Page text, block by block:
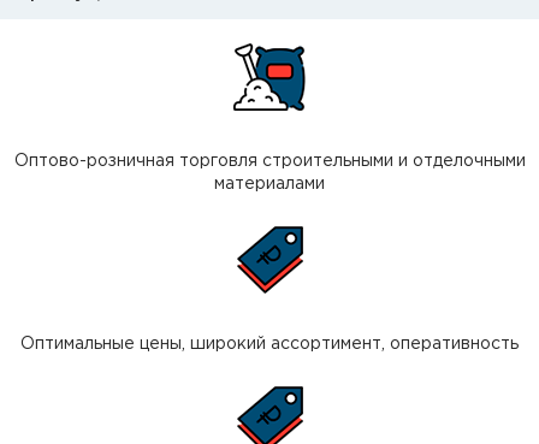
Оптово-розничная торговля строительными и отделочными
материалами
Оптимальные цены, широкий ассортимент, оперативность